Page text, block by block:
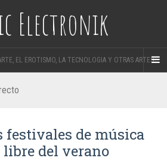
Electronik
EL EROTISMO, LA TECNOLOGIA Y OTRAS ARTES.
festivales de música
libre del verano